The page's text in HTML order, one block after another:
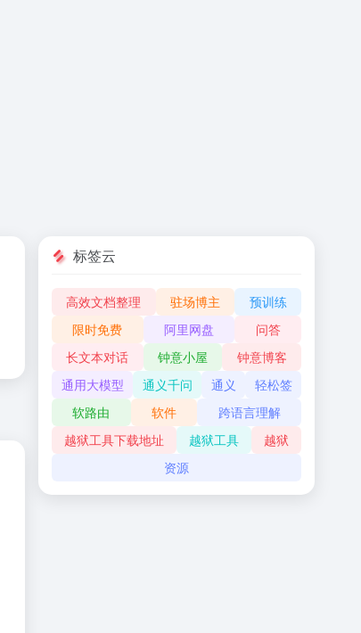
标签云
高效文档整理 驻场博主
预训练
限时免费
阿里网盘
问答
长文本对话
钟意小屋
钟意博客
通用大模型
通义千问 通义
轻松签
软路由
软件
跨语言理解
越狱工具下载地址
越狱工具
越狱
资源